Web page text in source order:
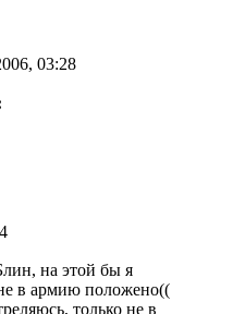
03:28
на этой бы я
в армию положено((
только не в